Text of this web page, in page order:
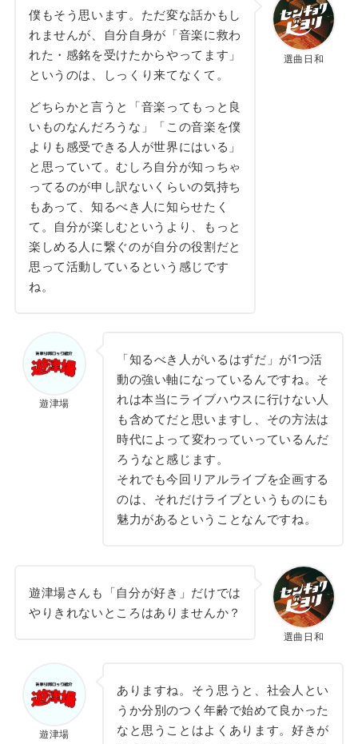
選曲日和
僕もそう思います。ただ変な話かもし
れませんが、自分自身が「音楽に救わ
れた・感銘を受けたからやってます」
というのは、しっくり来てなくて。
どちらかと言うと「音楽ってもっと良
いものなんだろうな」「この音楽を僕
よりも感受できる人が世界にはいる」
と思っていて。むしろ自分が知っちゃ
ってるのが申し訳ないくらいの気持ち
もあって、知るべき人に知らせたく
て。自分が楽しむというより、もっと
楽しめる人に繋ぐのが自分の役割だと
思って活動しているという感じです
ね。
遊津場
「知るべき人がいるはずだ」が1つ活
動の強い軸になっているんですね。そ
れは本当にライブハウスに行けない人
も含めてだと思いますし、その方法は
時代によって変わっていっているんだ
ろうなと感じます。
それでも今回リアルライブを企画する
のは、それだけライブというものにも
魅力があるということなんですね。
選曲日和
遊津場さんも「自分が好き」だけでは
やりきれないところはありませんか？
遊津場
ありますね。そう思うと、社会人とい
うか分別のつく年齢で始めて良かった
なと思うことはよくあります。好きが